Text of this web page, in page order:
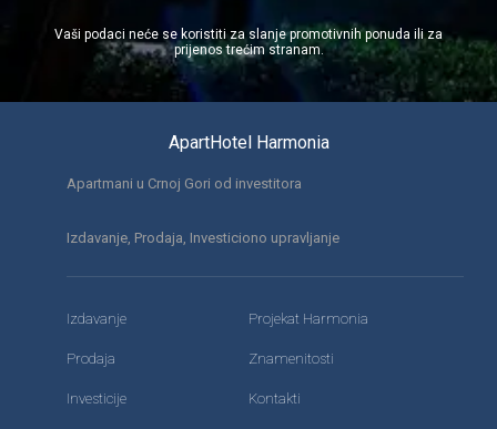
Sušilo za kosu
Vaši podaci neće se koristiti za slanje promotivnih ponuda ili za
prijenos trećim stranam.
ApartHotel Harmonia
Apartmani u Crnoj Gori od investitora
Izdavanje, Prodaja, Investiciono upravljanje
Izdavanje
Prodaja
Investicije
Projekat Harmonia
Znamenitosti
Kontakti